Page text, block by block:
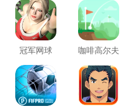
冠军网球 咖啡高尔夫